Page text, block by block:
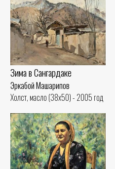
Зима в Сангардакe
Эркабой Машарипов
Холст, масло (38x50) - 2005 год